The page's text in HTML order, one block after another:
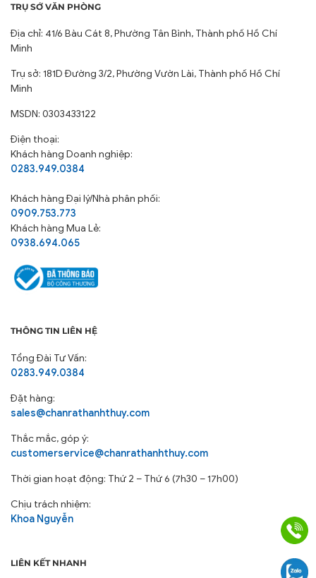
TRỤ SỞ VĂN PHÒNG
Địa chỉ: 41/6 Bàu Cát 8, Phường Tân Bình, Thành phố Hồ Chí
Minh
Trụ sở: 181D Đường 3/2, Phường Vườn Lài, Thành phố Hồ Chí
Minh
MSDN: 0303433122
Điện thoại:
Khách hàng Doanh nghiệp:
0283.949.0384
Khách hàngĐại lý/Nhà phân phối:
0909.753.773
Khách hàng Mua Lẻ:
0938.694.065
THÔNG TIN LIÊN HỆ
Tổng Đài Tư Vấn:
0283.949.0384
Đặt hàng:
sales@chanrathanhthuy.com
Thắc mắc, góp ý:
customerservice@chanrathanhthuy.com
Thời gian hoạt động: Thứ 2 – Thứ 6 (7h30 – 17h00)
Chịu trách nhiệm:
Khoa Nguyễn
LIÊN KẾT NHANH